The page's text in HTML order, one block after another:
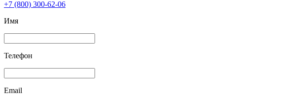
+7 (800) 300-62-06
Имя
Телефон
Email